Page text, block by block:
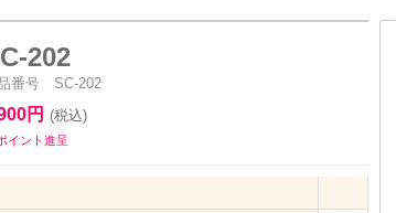
202
番号 SC-202
円 (税込)
イント進呈